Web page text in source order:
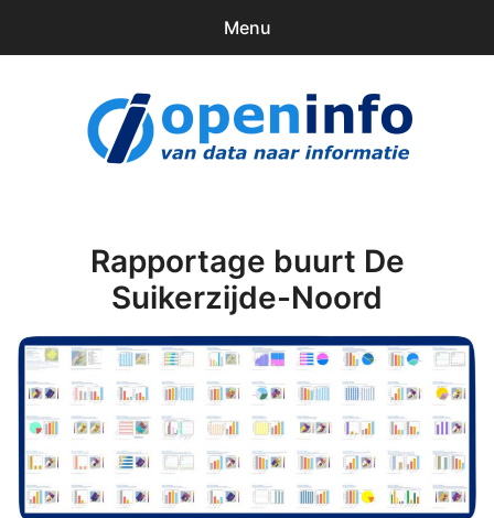
Menu
Downloads
Rapportage buurt De
Suikerzijde-Noord